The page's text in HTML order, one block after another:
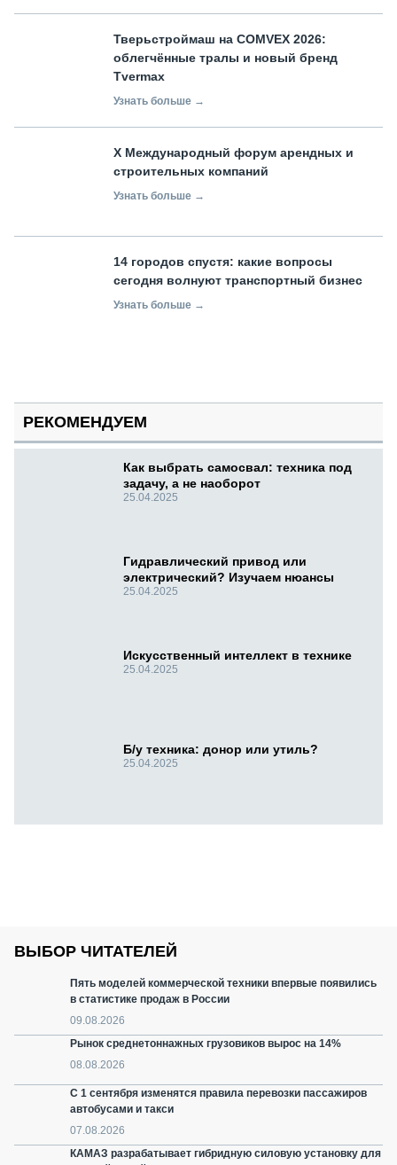
Тверьстроймаш на COMVEX 2026:
облегчённые тралы и новый бренд
Tvermax
Узнать больше →
X Международный форум арендных и
строительных компаний
Узнать больше →
14 городов спустя: какие вопросы
сегодня волнуют транспортный бизнес
Узнать больше →
РЕКОМЕНДУЕМ
Как выбрать самосвал: техника под
задачу, а не наоборот
25.04.2025
Гидравлический привод или
электрический? Изучаем нюансы
25.04.2025
Искусственный интеллект в технике
25.04.2025
Б/у техника: донор или утиль?
25.04.2025
ВЫБОР ЧИТАТЕЛЕЙ
Пять моделей коммерческой техники впервые появились
в статистике продаж в России
09.08.2026
Рынок среднетоннажных грузовиков вырос на 14%
08.08.2026
С 1 сентября изменятся правила перевозки пассажиров
автобусами и такси
07.08.2026
КАМАЗ разрабатывает гибридную силовую установку для